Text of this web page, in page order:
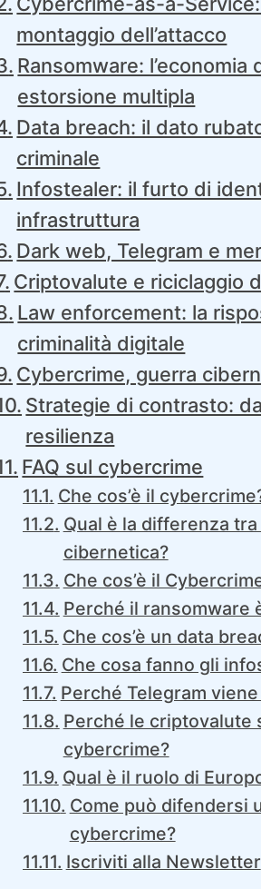
montaggio dell’attacco
Ransomware:
estorsione multipla
Data breach: il dato
criminale
Infostealer: il furto di
infrastruttura
Dark web, Telegram e
Criptovalute e riciclaggio
Law enforcement: la
criminalità digitale
Cybercrime, guerra
Strategie di contrasto:
resilienza
FAQ sul cybercrime
Che cos’è il
Qual è la differenza
cibernetica?
Che cos’è il
Perché il ransomware
Che cos’è un data
Che cosa fanno gli
Perché Telegram
Perché le criptovalute
cybercrime?
Qual è il ruolo di
Come può difendersi
cybercrime?
Iscriviti alla Newsletter